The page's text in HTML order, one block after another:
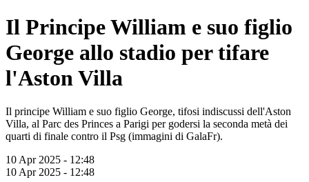
Il Principe William e suo figlio
George allo stadio per tifare
l'Aston Villa
Il principe William e suo figlio George, tifosi indiscussi dell'Aston
Villa, al Parc des Princes a Parigi per godersi la seconda metà dei
quarti di finale contro il Psg (immagini di GalaFr).
10 Apr 2025 - 12:48
10 Apr 2025 - 12:48